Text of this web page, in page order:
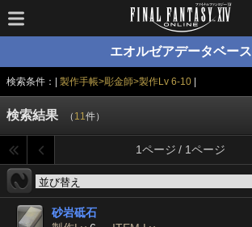
エオルゼアデータベース
検索条件：| 製作手帳>彫金師>製作Lv 6-10|
検索結果 （ 11件）
1ページ / 1ページ
砂岩砥石